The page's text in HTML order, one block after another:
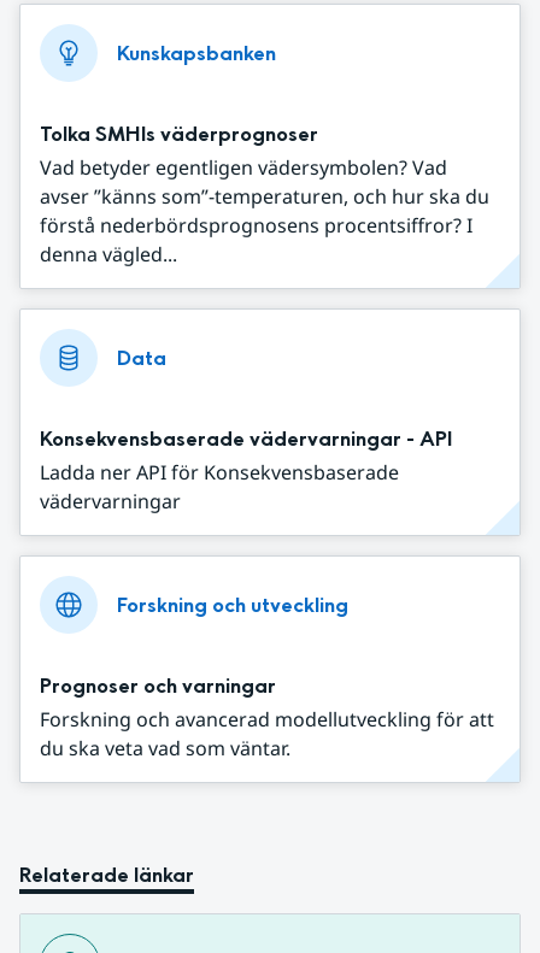
Kunskapsbanken
Tolka SMHIs väderprognoser
Vad betyder egentligen vädersymbolen? Vad
avser ”känns som”-temperaturen, och hur ska du
förstå nederbördsprognosens procentsiffror? I
denna vägled...
Data
Konsekvensbaserade vädervarningar - API
Ladda ner API för Konsekvensbaserade
vädervarningar
Forskning och utveckling
Prognoser och varningar
Forskning och avancerad modellutveckling för att
du ska veta vad som väntar.
Relaterade länkar